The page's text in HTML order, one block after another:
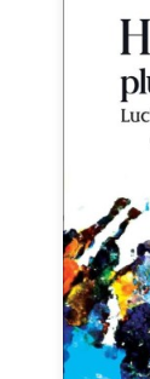
images
gallery